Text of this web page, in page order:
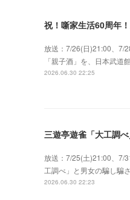
祝！噺家生活60周年
放送：7/26(日)21:00、7/
「親子酒」を、日本武
2026.06.30 22:25
三遊亭遊雀「大工調
放送：7/25(土)21:00、7/
工調べ」と男女の騙し騙
2026.06.30 22:23